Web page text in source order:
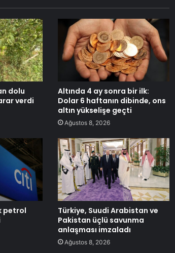
dolu
verdi
Altında 4 ay sonra bir ilk:
Dolar 6 haftanın dibinde, ons
altın yükselişe geçti
Ağustos 8, 2026
petrol
Türkiye, Suudi Arabistan ve
Pakistan üçlü savunma
anlaşması imzaladı
Ağustos 8, 2026